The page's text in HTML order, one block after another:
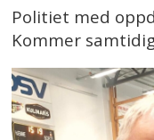
Politiet med
Kommer